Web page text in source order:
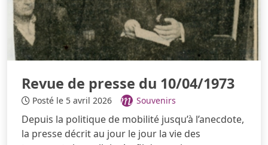
Revue de presse du 10/04/1973
Posté le 5 avril 2026 Souvenirs
Depuis la politique de mobilité jusqu’à l’anecdote,
la presse décrit au jour le jour la vie des